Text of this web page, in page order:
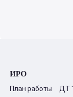
ИРО
План работы ДТ